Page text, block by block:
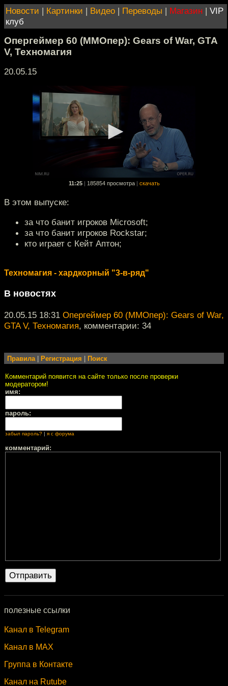
Новости | Картинки | Видео | Переводы | Магазин | VIP
клуб
Опергеймер 60 (ММОпер): Gears of War, GTA
V, Техномагия
20.05.15
11:25 185854 просмотра скачать
В этом выпуске:
за что банит игроков Microsoft;
за что банит игроков Rockstar;
кто играет с Кейт Аптон;
Техномагия - хардкорный "3-в-ряд"
В новостях
20.05.15 18:31 Опергеймер 60 (ММОпер): Gears of War,
GTA V, Техномагия, комментарии: 34
Правила| Регистрация Поиск
Комментарий появится на сайте только после проверки
модератором!
имя:
пароль:
забыл пароль? | я с форума
комментарий:
полезные ссылки
Канал в Telegram
Канал в MAX
Группа в Контакте
Канал на Rutube